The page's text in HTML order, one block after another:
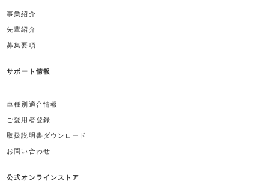
事業紹介
先輩紹介
募集要項
サポート情報
車種別適合情報
ご愛用者登録
取扱説明書ダウンロード
お問い合わせ
公式オンラインストア